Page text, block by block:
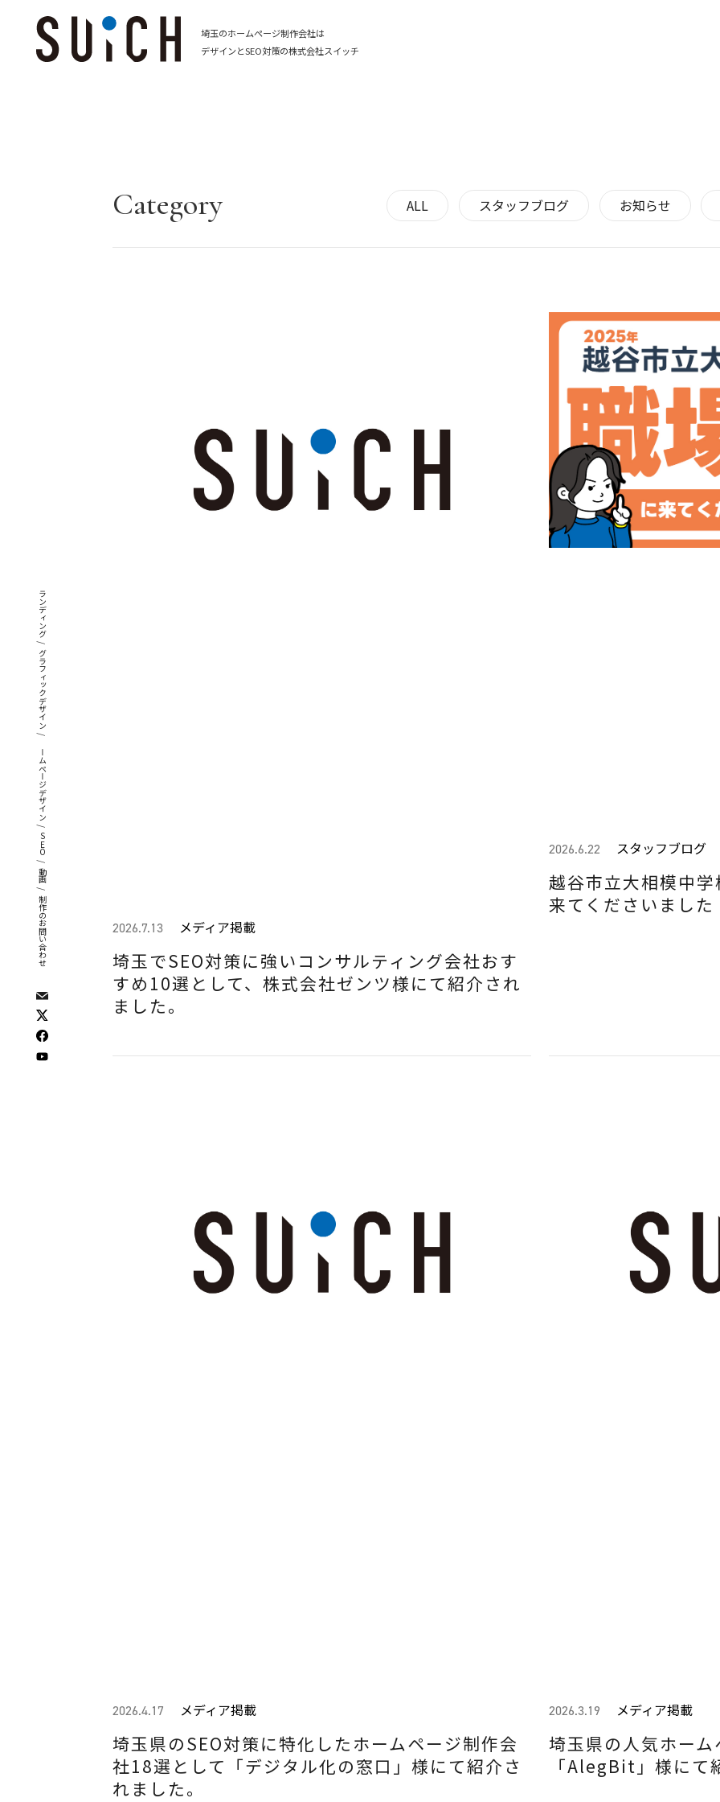
埼玉のホームページ制作会社は
デザインとSEO対策の株式会社スイッチ
ブランディング
/
グラフィックデザイン
/
ホームページデザイン
/
SEO
/
動画
/
制作のお問い合わせ
ALL スタッフブログ お知らせ
2026.7.13 メディア掲載
埼玉でSEO対策に強いコンサルティング会社おす
すめ10選として、株式会社ゼンツ様にて紹介され
ました。
2026.6.22 スタッフブログ
越谷市立大相模中
来てくださいまし
2026.4.17 メディア掲載
埼玉県のSEO対策に特化したホームページ制作会
社18選として「デジタル化の窓口」様にて紹介さ
れました。
2026.3.19 メディア掲載
埼玉県の人気ホー
「AlegBit」様にて